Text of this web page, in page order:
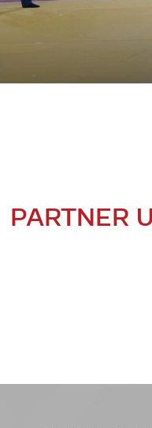
PARTNER